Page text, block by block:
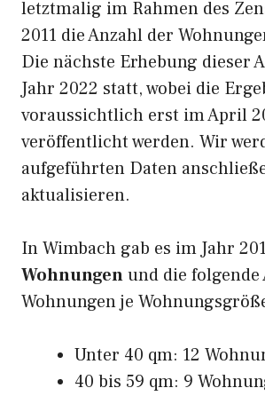
letztmalig im Rahmen des
2011 die Anzahl der
Die nächste Erhebung dieser
Jahr 2022 statt, wobei die
voraussichtlich erst im April
veröffentlicht werden. Wir
aufgeführten Daten
aktualisieren.
In Wimbach gab es im Jahr
Wohnungenund die folgende
Wohnungen je
Unter 40 qm: 12
40 bis 59 qm: 9